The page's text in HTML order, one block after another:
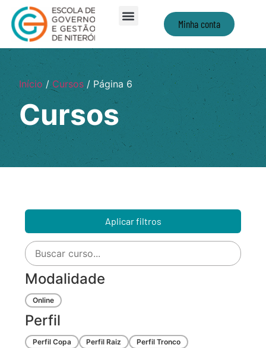
Minha conta
Início/Cursos/ Página 6
Cursos
Aplicar filtros
Modalidade
Online
Perfil
Perfil Copa Perfil Raiz Perfil Tronco